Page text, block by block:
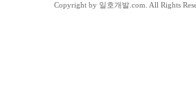
Copyright by 일호개발.com. All Rights